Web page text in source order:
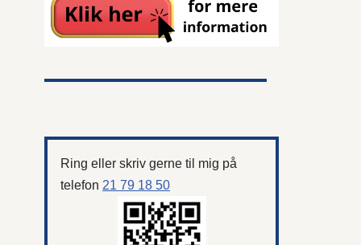
Ring eller skriv gerne til mig på
telefon 21 79 18 50